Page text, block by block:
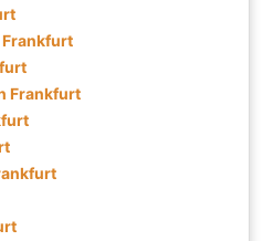
Frankfurt
Frankfurt